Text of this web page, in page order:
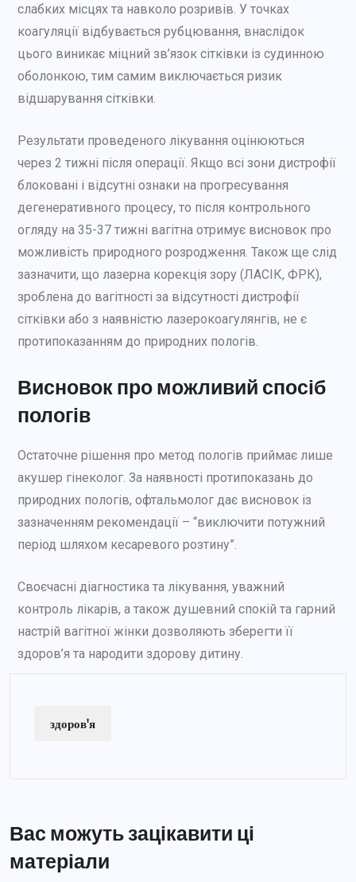
слабких місцях та навколо розривів. У точках
коагуляції відбувається рубцювання, внаслідок
цього виникає міцний зв’язок сітківки із судинною
оболонкою, тим самим виключається ризик
відшарування сітківки.
Результати проведеного лікування оцінюються
через 2 тижні після операції. Якщо всі зони дистрофії
блоковані і відсутні ознаки на прогресування
дегенеративного процесу, то після контрольного
огляду на 35-37 тижні вагітна отримує висновок про
можливість природного розродження. Також ще слід
зазначити, що лазерна корекція зору (ЛАСІК, ФРК),
зроблена до вагітності за відсутності дистрофії
сітківки або з наявністю лазерокоагулянгів, не є
протипоказанням до природних пологів.
Висновок про можливий спосіб
пологів
Остаточне рішення про метод пологів приймає лише
акушер гінеколог. За наявності протипоказань до
природних пологів, офтальмолог дає висновок із
зазначенням рекомендації – “виключити потужний
період шляхом кесаревого розтину”.
Своєчасні діагностика та лікування, уважний
контроль лікарів, а також душевний спокій та гарний
настрій вагітної жінки дозволяють зберегти її
здоров’я та народити здорову дитину.
здоров'я
Вас можуть зацікавити ці
матеріали